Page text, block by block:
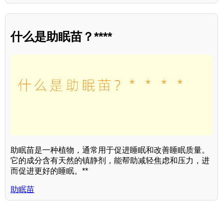
什么是助眠苗？****
助眠苗是一种植物，通常用于促进睡眠和改善睡眠质量。
它的成分含有天然的镇静剂，能帮助减轻焦虑和压力，进
而促进更好的睡眠。**
助眠苗